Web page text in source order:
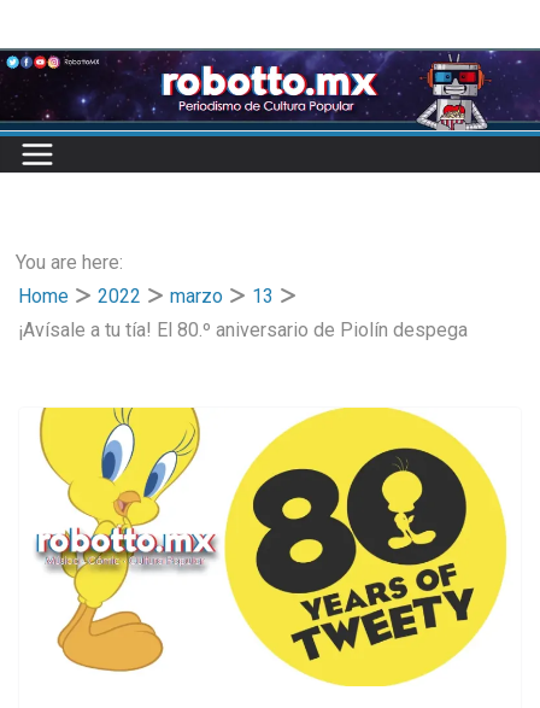
to
content
You are here:
Home
2022 marzo
13
¡Avísale a tu tía! El 80.º aniversario de Piolín despega